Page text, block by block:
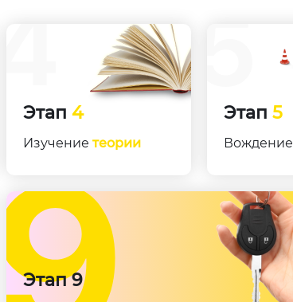
Этап 4
Изучение теории
Этап 5
Вождение
Этап9